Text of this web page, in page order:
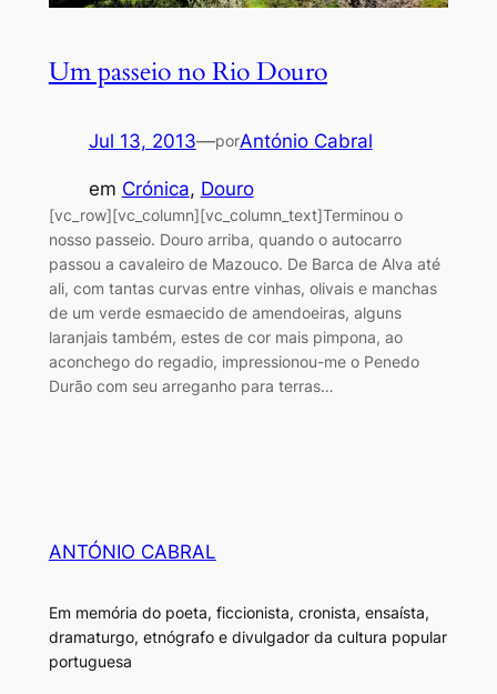
Um passeio no Rio Douro
Jul 13, 2013—porAntónio Cabral
em Crónica, Douro
[vc_row][vc_column][vc_column_text]Terminou o
nosso passeio. Douro arriba, quando o autocarro
passou a cavaleiro de Mazouco. De Barca de Alva até
ali, com tantas curvas entre vinhas, olivais e manchas
de um verde esmaecido de amendoeiras, alguns
laranjais também, estes de cor mais pimpona, ao
aconchego do regadio, impressionou-me o Penedo
Durão com seu arreganho para terras…
ANTÓNIO CABRAL
Em memória do poeta, ficcionista, cronista, ensaísta,
dramaturgo, etnógrafo e divulgador da cultura popular
portuguesa